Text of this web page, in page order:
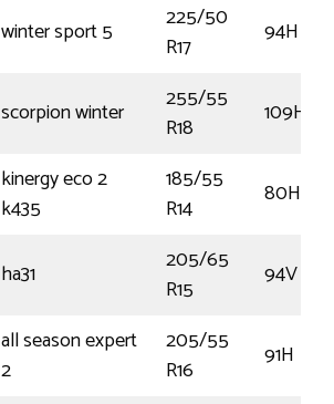
winter sport 5
225/50
R17
94H
scorpion winter
255/55
R18
109H
kinergy eco 2
k435
185/55
R14
80H
ha31
205/65
R15
94V
all season expert
2
205/55
R16
91H